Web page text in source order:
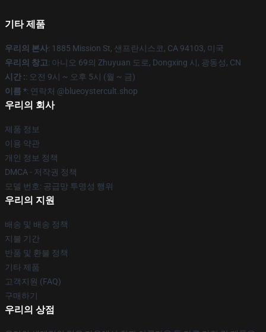
기타 제품
우리의 본사: 1885 Mission St, 샌프란시스코, CA 94103, 미국
우리의 창고: 아니오 69의 Zhuyuan 도로, Dongxing 시, 광동성, CN
시간 :: 오전 9시 ~ 오후 5시 (월 ~ 금)
이름 *: 연락처 @blueoystercult.shop
우리의 회사
제품 정보
이용 약관
개인 정보 정책
DMCA - 저작권 정책
모델 번호: 공급망 투명성 행위
우리의 지원
배송 및 배송 정책
지불 기간
반품 및 환불 정책
기타 제품
고객지원 (FAQ)
구매하기
우리의 상점